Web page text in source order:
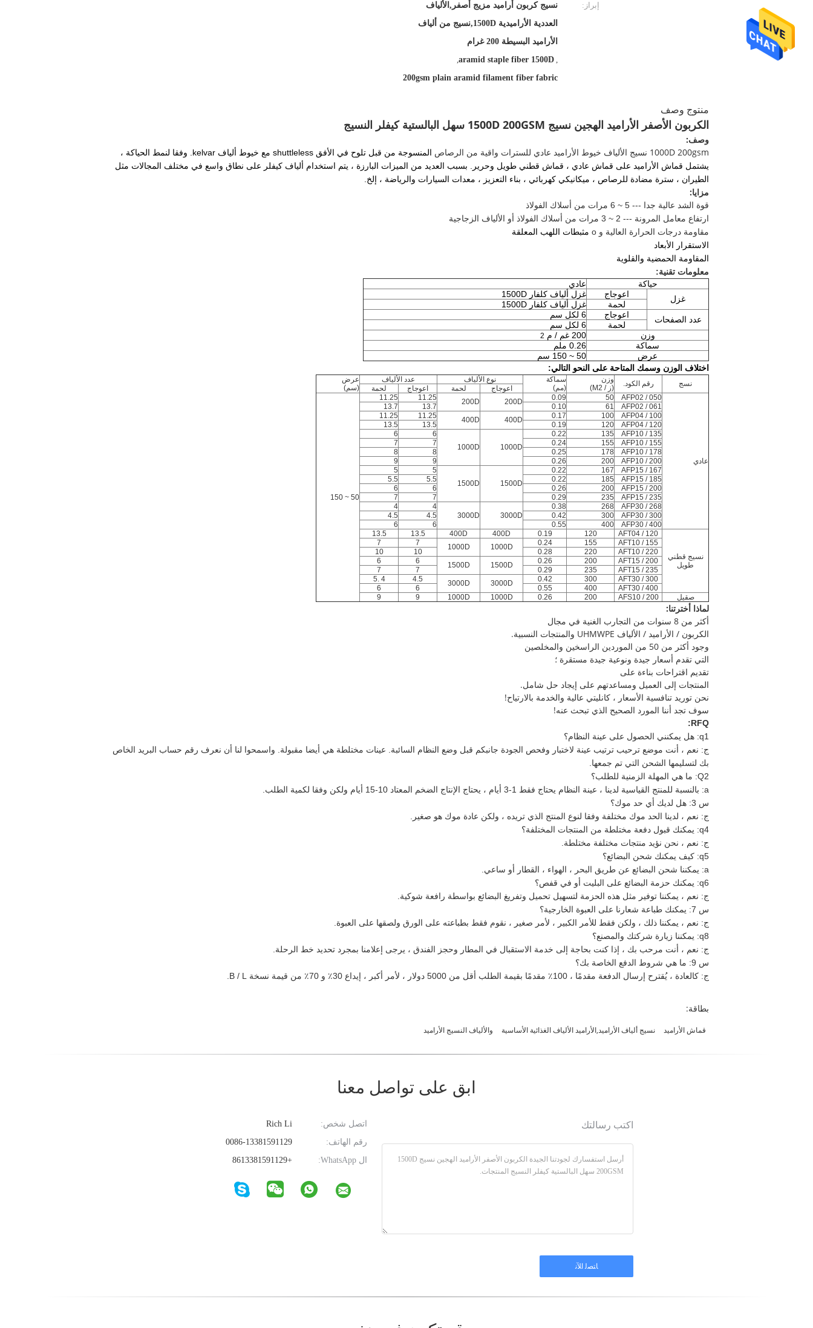
إبراز:
نسيج كربون أراميد مزيج أصفر,الألياف
العددية الأراميدية 1500D,نسيج من ألياف
الأراميد البسيطة 200 غرام
,
aramid staple fiber 1500D
,
200gsm plain aramid filament fiber fabric
منتوج وصف
الكربون الأصفر الأراميد الهجين نسيج 1500D 200GSM سهل البالستية كيفلر النسيج
وصف:
1000D 200gsm نسيج الألياف خيوط الأراميد عادي للسترات واقية من الرصاص
المنسوجة من قبل تلوح في الأفق shuttleless مع خيوط ألياف kelvar.
وفقا لنمط الحياكة ،
يشتمل قماش الأراميد على قماش عادي ، قماش قطني طويل وحرير.
بسبب العديد من الميزات البارزة ، يتم استخدام ألياف كيفلر على نطاق واسع في مختلف المجالات مثل
الطيران ، سترة مضادة للرصاص ، ميكانيكي كهربائي ، بناء التعزيز ، معدات السيارات والرياضة ، إلخ.
مزايا:
قوة الشد عالية جدا --- 5 ~ 6 مرات من أسلاك الفولاذ
ارتفاع معامل المرونة --- 2 ~ 3 مرات من أسلاك الفولاذ أو الألياف الزجاجية
مقاومة درجات الحرارة العالية و o
مثبطات اللهب المعلقة
الاستقرار الأبعاد
المقاومة الحمضية والقلوية
معلومات تقنية:
حياكة
عادي
غزل
اعوجاج
غزل ألياف كلفار 1500D
لحمة
غزل ألياف كلفار 1500D
عدد الصفحات
اعوجاج
6 لكل سم
لحمة
6 لكل سم
وزن
200 غم / م 2
سماكة
0.26 ملم
عرض
50 ~ 150 سم
اختلاف الوزن وسمك المتاحة على النحو التالي:
نسج رقم الكود.
وزن
(ز / M2)
سماكة
(مم)
نوع الألياف عدد الألياف
عرض
(سم)
اعوجاج لحمة اعوجاج لحمة
عادي
AFP02 / 050
50
0.09
200D
200D
11.25
11.25
50 ~ 150
AFP02 / 061
61
0.10
13.7
13.7
AFP04 / 100
100
0.17
400D
400D
11.25
11.25
AFP04 / 120
120
0.19
13.5
13.5
AFP10 / 135
135
0.22
1000D
1000D
6
6
AFP10 / 155
155
0.24
7
7
AFP10 / 178
178
0.25
8
8
AFP10 / 200
200
0.26
9
9
AFP15 / 167
167
0.22
1500D
1500D
5
5
AFP15 / 185
185
0.22
5.5
5.5
AFP15 / 200
200
0.26
6
6
AFP15 / 235
235
0.29
7
7
AFP30 / 268
268
0.38
3000D
3000D
4
4
AFP30 / 300
300
0.42
4.5
4.5
AFP30 / 400
400
0.55
6
6
نسيج قطني
طويل
AFT04 / 120
120
0.19
400D
400D
13.5
13.5
AFT10 / 155
155
0.24
1000D
1000D
7
7
AFT10 / 220
220
0.28
10
10
AFT15 / 200
200
0.26
1500D
1500D
6
6
AFT15 / 235
235
0.29
7
7
AFT30 / 300
300
0.42
3000D
3000D
4.5
4 .5
AFT30 / 400
400
0.55
6
6
صقيل
AFS10 / 200
200
0.26
1000D
1000D
9
9
لماذا أخترتنا:
أكثر من 8 سنوات من التجارب الغنية في مجال
الكربون / الأراميد / الألياف UHMWPE والمنتجات النسبية.
وجود أكثر من 50 من الموردين الراسخين والمخلصين
التي تقدم أسعار جيدة ونوعية جيدة مستقرة ؛
تقديم اقتراحات بناءة على
المنتجات إلى العميل ومساعدتهم على إيجاد حل شامل.
نحن توريد تنافسية الأسعار ، كانليتي عالية والخدمة بالارتياح!
سوف تجد أننا المورد الصحيح الذي تبحث عنه!
RFQ:
q1: هل يمكنني الحصول على عينة النظام؟
ج: نعم ، أنت موضع ترحيب ترتيب عينة لاختبار وفحص الجودة جانبكم قبل وضع النظام السائبة. عينات مختلطة هي أيضا مقبولة.
واسمحوا لنا أن نعرف رقم حساب البريد الخاص
بك لتسليمها الشحن التي تم جمعها.
Q2: ما هي المهلة الزمنية للطلب؟
a: بالنسبة للمنتج القياسية لدينا ، عينة النظام يحتاج فقط 1-3 أيام ، يحتاج الإنتاج الضخم المعتاد 10-15 أيام ولكن وفقا لكمية الطلب.
س 3: هل لديك أي حد موك؟
ج: نعم ، لدينا الحد موك مختلفة وفقا لنوع المنتج الذي تريده ، ولكن عادة موك هو صغير.
q4: يمكنك قبول دفعة مختلطة من المنتجات المختلفة؟
ج: نعم ، نحن نؤيد منتجات مختلفة مختلطة.
q5: كيف يمكنك شحن البضائع؟
a: يمكننا شحن البضائع عن طريق البحر ، الهواء ، القطار أو ساعي.
q6: يمكنك حزمة البضائع على البليت أو في قفص؟
ج: نعم ، يمكننا توفير مثل هذه الحزمة لتسهيل تحميل وتفريغ البضائع بواسطة رافعة شوكية.
س 7: يمكنك طباعة شعارنا على العبوة الخارجية؟
ج: نعم ، يمكننا ذلك ، ولكن فقط للأمر الكبير ، لأمر صغير ، نقوم فقط بطباعته على الورق ولصقها على العبوة.
q8: يمكننا زيارة شركتك والمصنع؟
ج: نعم ، أنت مرحب بك ، إذا كنت بحاجة إلى خدمة الاستقبال في المطار وحجز الفندق ، يرجى إعلامنا بمجرد تحديد خط الرحلة.
س 9: ما هي شروط الدفع الخاصة بك؟
ج: كالعادة ، يُقترح إرسال الدفعة مقدمًا ، 100٪ مقدمًا بقيمة الطلب أقل من 5000 دولار ، لأمر أكبر ، إيداع 30٪ و 70٪ من قيمة نسخة B / L.
بطاقة:
قماش الأراميد نسيج ألياف الأراميد,الأراميد الألياف الغذائية الأساسية والألياف النسيج الأراميد
ابق على تواصل معنا
اتصل شخص:
رقم الهاتف:
ال WhatsApp:
+8613381591129
اكتب رسالتك